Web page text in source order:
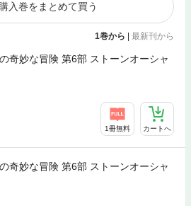
入巻をまとめて買う
1巻から 最新刊から
奇妙な冒険 第6部 ストーンオーシャ
1冊無料 カートへ
奇妙な冒険 第6部 ストーンオーシャ